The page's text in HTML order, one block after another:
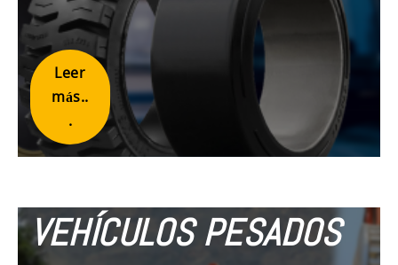
Leer
más..
.
VEHÍCULOS PESADOS